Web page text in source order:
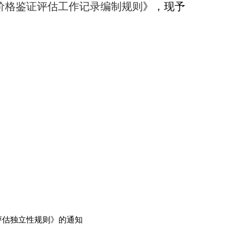
格鉴证评估工作记录编制 规则 》，现予
独立性规则》的通知